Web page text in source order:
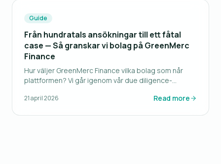
Guide
Från hundratals ansökningar till ett fåtal
case — Så granskar vi bolag på GreenMerc
Finance
Hur väljer GreenMerc Finance vilka bolag som når
plattformen? Vi går igenom vår due diligence-
21 april 2026 Read more